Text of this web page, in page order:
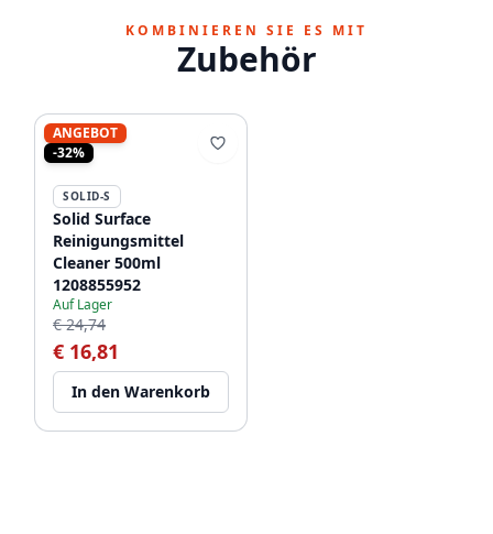
KOMBINIEREN SIE ES MIT
Zubehör
ANGEBOT
-32%
SOLID-S
Solid Surface
Reinigungsmittel
Cleaner 500ml
1208855952
Auf Lager
€ 24,74
€ 16,81
In den Warenkorb